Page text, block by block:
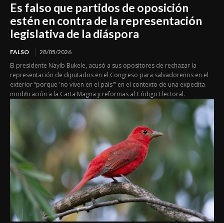
Es falso que partidos de oposición
estén en contra de la representación
legislativa de la diáspora
FALSO 28/05/2026
El presidente Nayib Bukele, acusó a sus opositores de rechazar la
representación de diputados en el Congreso para salvadoreños en el
exterior “porque 'no viven en el país'” en el contexto de una expedita
modificación a la Carta Magna y reformas al Código Electoral.